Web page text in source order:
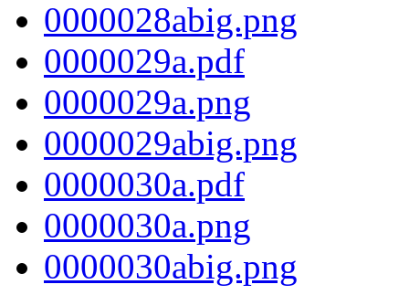
0000028abig.png
0000029a.pdf
0000029a.png
0000029abig.png
0000030a.pdf
0000030a.png
0000030abig.png